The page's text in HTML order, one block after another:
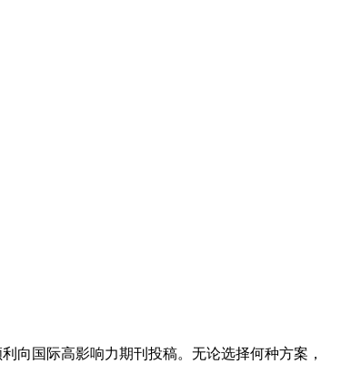
向国际高影响力期刊投稿。无论选择何种方案，